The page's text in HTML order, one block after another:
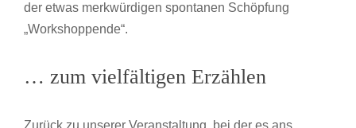
der etwas merkwürdigen spontanen Schöpfung
„Workshoppende“.
… zum vielfältigen Erzählen